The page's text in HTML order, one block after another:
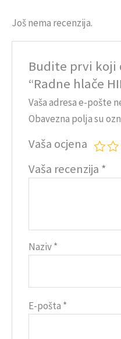
Još nema recenzija.
Budite prvi koji
“Radne hlače
Vaša adresa e-pošte
Obavezna polja su
Vaša ocjena
Vaša recenzija *
Naziv*
E-pošta *